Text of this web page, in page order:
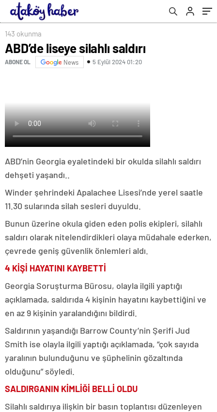
143 okunma
ABD’de liseye silahlı saldırı
ABONE OL News 5 Eylül 2024 01:20
ABD’nin Georgia eyaletindeki bir okulda silahlı saldırı
dehşeti yaşandı..
Winder şehrindeki Apalachee Lisesi’nde yerel saatle
11.30 sularında silah sesleri duyuldu.
Bunun üzerine okula giden eden polis ekipleri, silahlı
saldırı olarak nitelendirdikleri olaya müdahale ederken,
çevrede geniş güvenlik önlemleri aldı.
4 KİŞİ HAYATINI KAYBETTİ
Georgia Soruşturma Bürosu, olayla ilgili yaptığı
açıklamada, saldırıda 4 kişinin hayatını kaybettiğini ve
en az 9 kişinin yaralandığını bildirdi.
Saldırının yaşandığı Barrow County’nin Şerifi Jud
Smith ise olayla ilgili yaptığı açıklamada, “çok sayıda
yaralının bulunduğunu ve şüphelinin gözaltında
olduğunu” söyledi.
SALDIRGANIN KİMLİĞİ BELLİ OLDU
Silahlı saldırıya ilişkin bir basın toplantısı düzenleyen